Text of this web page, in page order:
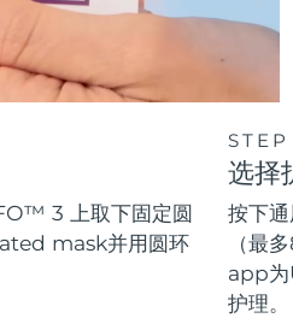
3 上取下固定圆
mask并用圆环
选择
按下
（最
app
护理。